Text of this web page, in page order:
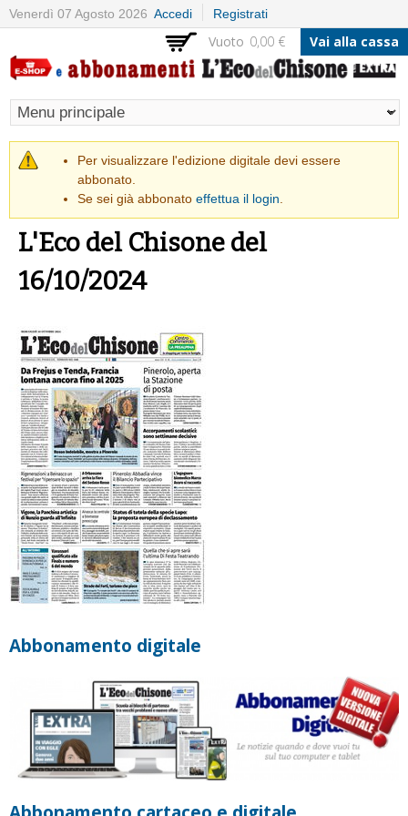
Salta al
contenuto
principale
Venerdì 07 Agosto 2026 Accedi Registrati
Vuoto 0,00 € Vai alla cassa
Messaggio di avvertimento
Per visualizzare l'edizione digitale devi essere
abbonato.
Se sei già abbonato effettua il login
L'Eco del Chisone del
16/10/2024
Abbonamento digitale